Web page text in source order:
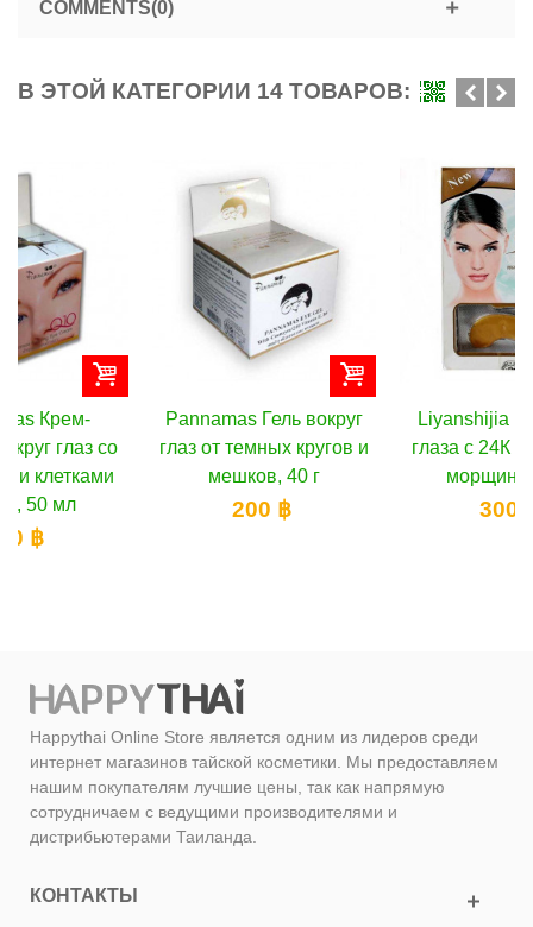
COMMENTS(0)
В ЭТОЙ КАТЕГОРИИ 14 ТОВАРОВ:
Pannamas Гель вокруг
глаз от темных кругов и
мешков, 40 г
Liyanshijia Маска под
глаза с 24К золотом от
морщин, 10 шт
Happythai Online Store является одним из лидеров среди
интернет магазинов тайской косметики. Мы предоставляем
нашим покупателям лучшие цены, так как напрямую
сотрудничаем с ведущими производителями и
дистрибьютерами Таиланда.
КОНТАКТЫ